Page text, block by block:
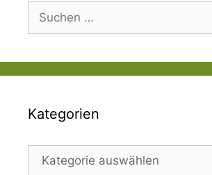
nach:
Kategorien
Kategorien